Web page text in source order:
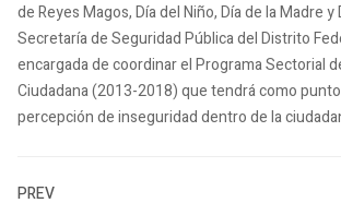
de Reyes Magos, Día del Niño, Día de la Madre
Secretaría de Seguridad Pública del Distrito
encargada de coordinar el Programa Sectorial
Ciudadana (2013-2018) que tendrá como
percepción de inseguridad dentro de la
PREV